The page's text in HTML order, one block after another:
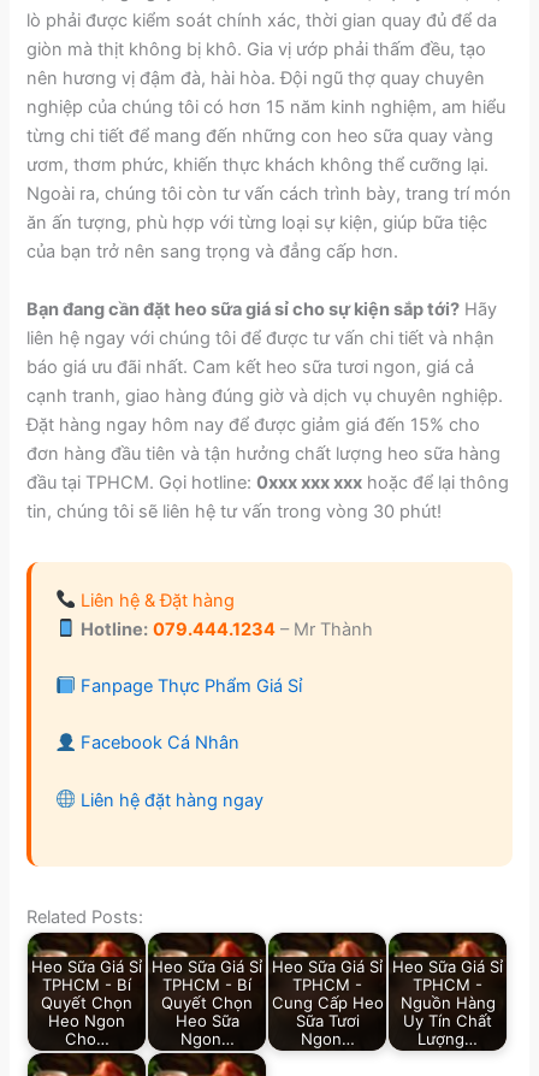
lò phải được kiểm soát chính xác, thời gian quay đủ để da
giòn mà thịt không bị khô. Gia vị ướp phải thấm đều, tạo
nên hương vị đậm đà, hài hòa. Đội ngũ thợ quay chuyên
nghiệp của chúng tôi có hơn 15 năm kinh nghiệm, am hiểu
từng chi tiết để mang đến những con heo sữa quay vàng
ươm, thơm phức, khiến thực khách không thể cưỡng lại.
Ngoài ra, chúng tôi còn tư vấn cách trình bày, trang trí món
ăn ấn tượng, phù hợp với từng loại sự kiện, giúp bữa tiệc
của bạn trở nên sang trọng và đẳng cấp hơn.
Bạn đang cần đặt heo sữa giá sỉ cho sự kiện sắp tới? Hãy
liên hệ ngay với chúng tôi để được tư vấn chi tiết và nhận
báo giá ưu đãi nhất. Cam kết heo sữa tươi ngon, giá cả
cạnh tranh, giao hàng đúng giờ và dịch vụ chuyên nghiệp.
Đặt hàng ngay hôm nay để được giảm giá đến 15% cho
đơn hàng đầu tiên và tận hưởng chất lượng heo sữa hàng
đầu tại TPHCM. Gọi hotline:0xxx xxx xxx hoặc để lại thông
tin, chúng tôi sẽ liên hệ tư vấn trong vòng 30 phút!
Liên hệ & Đặt hàng
Hotline: 079.444.1234 – Mr Thành
Fanpage Thực Phẩm Giá Sỉ
Facebook Cá Nhân
Liên hệ đặt hàng ngay
Related Posts:
Heo Sữa Giá Sỉ
TPHCM - Bí
Quyết Chọn
Heo Ngon
Cho…
Heo Sữa Giá Sỉ
TPHCM - Bí
Quyết Chọn
Heo Sữa
Ngon…
Heo Sữa Giá Sỉ
TPHCM -
Cung Cấp Heo
Sữa Tươi
Ngon…
Heo Sữa Giá Sỉ
TPHCM -
Nguồn Hàng
Uy Tín Chất
Lượng…